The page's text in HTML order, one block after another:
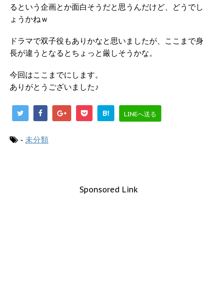
るという企画とか面白そうだと思うんだけど、どうでし
ょうかねｗ
ドラマで双子役もありかなと思いましたが、ここまで身
長が違うとなるとちょっと厳しそうかな。
今回はここまでにします。
ありがとうございました♪
B! LINEへ送る
- 未分類
Sponsored Link